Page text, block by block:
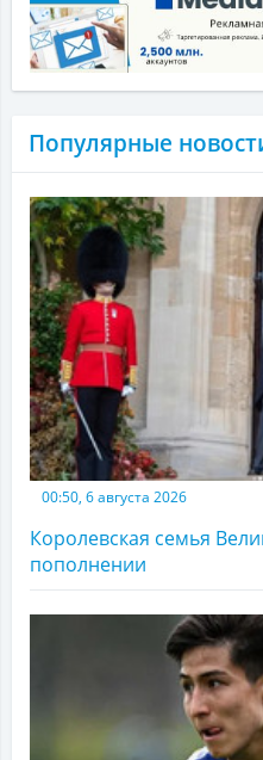
Популярные
00:50, 6 августа 2026
Королевская семья
пополнении